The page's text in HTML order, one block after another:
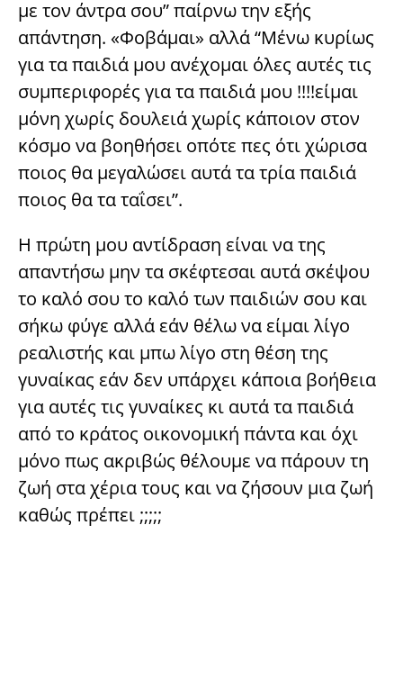
με τον άντρα σου” παίρνω την εξής
απάντηση. «Φοβάμαι» αλλά “Μένω κυρίως
για τα παιδιά μου ανέχομαι όλες αυτές τις
συμπεριφορές για τα παιδιά μου !!!!είμαι
μόνη χωρίς δουλειά χωρίς κάποιον στον
κόσμο να βοηθήσει οπότε πες ότι χώρισα
ποιος θα μεγαλώσει αυτά τα τρία παιδιά
ποιος θα τα ταΐσει”.
Η πρώτη μου αντίδραση είναι να της
απαντήσω μην τα σκέφτεσαι αυτά σκέψου
το καλό σου το καλό των παιδιών σου και
σήκω φύγε αλλά εάν θέλω να είμαι λίγο
ρεαλιστής και μπω λίγο στη θέση της
γυναίκας εάν δεν υπάρχει κάποια βοήθεια
για αυτές τις γυναίκες κι αυτά τα παιδιά
από το κράτος οικονομική πάντα και όχι
μόνο πως ακριβώς θέλουμε να πάρουν τη
ζωή στα χέρια τους και να ζήσουν μια ζωή
καθώς πρέπει ;;;;;